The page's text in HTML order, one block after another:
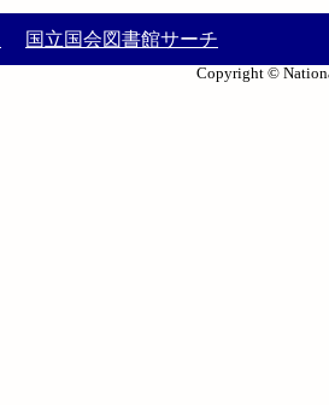
国立国会図書館サーチ
Copyright ©